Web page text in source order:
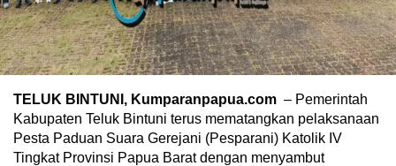
TELUK BINTUNI, Kumparanpapua.com – Pemerintah
Kabupaten Teluk Bintuni terus mematangkan pelaksanaan
Pesta Paduan Suara Gerejani (Pesparani) Katolik IV
Tingkat Provinsi Papua Barat dengan menyambut